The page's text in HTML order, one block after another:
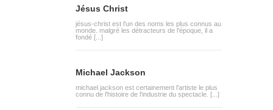
Jésus Christ
jésus-christ est l'un des noms les plus connus au
monde. malgré les détracteurs de l'époque, il a
fondé [...]
Michael Jackson
michael jackson est certainement l'artiste le plus
connu de l'histoire de l'industrie du spectacle. [...]